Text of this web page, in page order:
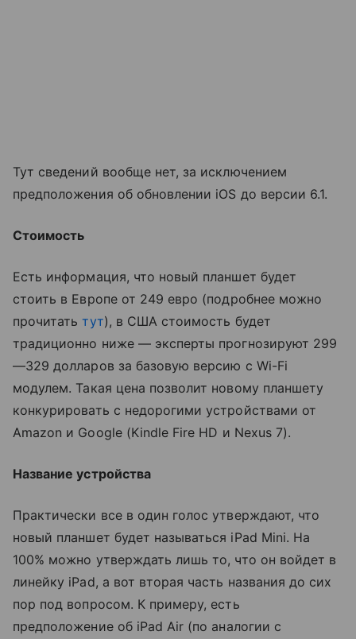
Тут сведений вообще нет, за исключением
предположения об обновлении iOS до версии 6.1.
Стоимость
Есть информация, что новый планшет будет
стоить в Европе от 249 евро (подробнее можно
прочитатьтут), в США стоимость будет
традиционно ниже — эксперты прогнозируют 299
—329 долларов за базовую версию с Wi-Fi
модулем. Такая цена позволит новому планшету
конкурировать с недорогими устройствами от
Amazon и Google (Kindle Fire HD и Nexus 7).
Название устройства
Практически все в один голос утверждают, что
новый планшет будет называться iPad Mini. На
100% можно утверждать лишь то, что он войдет в
линейку iPad, а вот вторая часть названия до сих
пор под вопросом. К примеру, есть
предположение об iPad Air (по аналогии с